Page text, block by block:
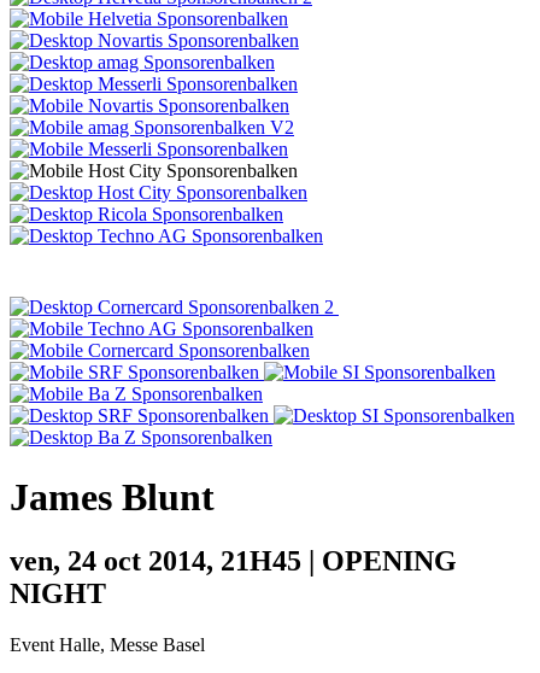
James Blunt
ven, 24 oct 2014, 21H45 | OPENING
NIGHT
Event Halle, Messe Basel